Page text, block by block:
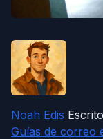
Noah Edis
Guías de correo